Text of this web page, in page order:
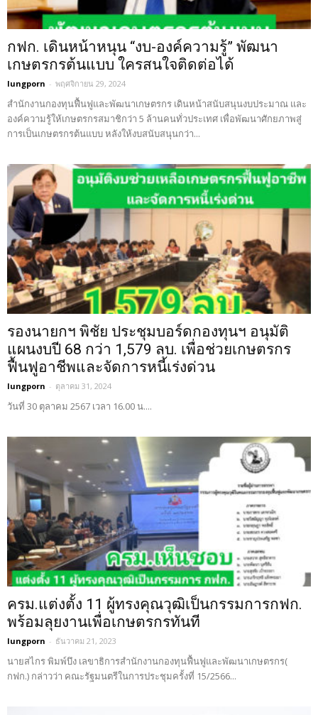
กฟก. เดินหน้าหนุน “งบ-องค์ความรู้” พัฒนา
เกษตรกรต้นแบบ ใครสนใจติดต่อได้
lungporn - พฤศจิกายน 29, 2024
สำนักงานกองทุนฟื้นฟูและพัฒนาเกษตรกร เดินหน้าสนับสนุนงบประมาณ และ
องค์ความรู้ให้เกษตรกรสมาชิกว่า 5 ล้านคนทั่วประเทศ เพื่อพัฒนาศักยภาพสู่
การเป็นเกษตรกรต้นแบบ หลังให้งบสนับสนุนกว่า...
รองนายกฯ พิชัย ประชุมบอร์ดกองทุนฯ อนุมัติ
แผนงบปี 68 กว่า 1,579 ลบ. เพื่อช่วยเกษตรกร
ฟื้นฟูอาชีพและจัดการหนี้เร่งด่วน
lungporn - ตุลาคม 31, 2024
วันที่ 30 ตุลาคม 2567 เวลา 16.00 น....
ครม.แต่งตั้ง 11 ผู้ทรงคุณวุฒิเป็นกรรมการกฟก.
พร้อมลุยงานเพื่อเกษตรกรทันที
lungporn - ธันวาคม 21, 2023
นายสไกร พิมพ์บึง เลขาธิการสำนักงานกองทุนฟื้นฟูและพัฒนาเกษตรกร(
กฟก.) กล่าวว่า คณะรัฐมนตรีในการประชุมครั้งที่ 15/2566...